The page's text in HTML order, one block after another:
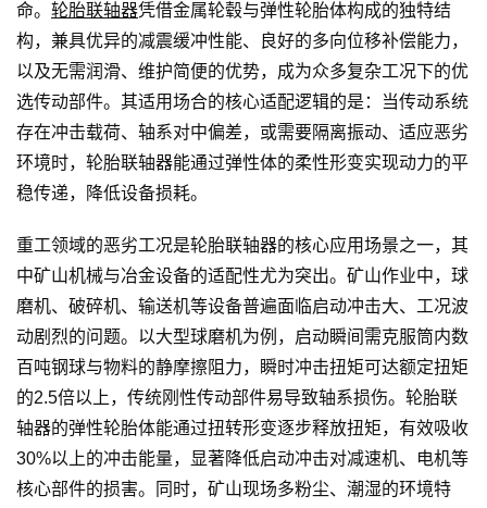
命。 轮胎联轴器凭借金属轮毂与弹性轮胎体构成的独特结
构，兼具优异的减震缓冲性能、良好的多向位移补偿能力，
以及无需润滑、维护简便的优势，成为众多复杂工况下的优
选传动部件。其适用场合的核心适配逻辑的是：当传动系统
存在冲击载荷、轴系对中偏差，或需要隔离振动、适应恶劣
环境时，轮胎联轴器能通过弹性体的柔性形变实现动力的平
稳传递，降低设备损耗。
重工领域的恶劣工况是轮胎联轴器的核心应用场景之一，其
中矿山机械与冶金设备的适配性尤为突出。矿山作业中，球
磨机、破碎机、输送机等设备普遍面临启动冲击大、工况波
动剧烈的问题。以大型球磨机为例，启动瞬间需克服筒内数
百吨钢球与物料的静摩擦阻力，瞬时冲击扭矩可达额定扭矩
的2.5倍以上，传统刚性传动部件易导致轴系损伤。轮胎联
轴器的弹性轮胎体能通过扭转形变逐步释放扭矩，有效吸收
30%以上的冲击能量，显著降低启动冲击对减速机、电机等
核心部件的损害。同时，矿山现场多粉尘、潮湿的环境特